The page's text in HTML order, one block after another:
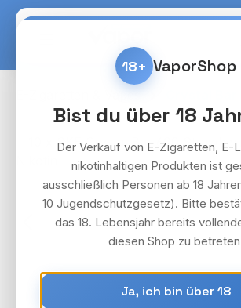
Zum Hauptinhalt springen
Bildergalerie überspringen
18+ VaporShop
Bist du über 18
Der Verkauf von E-Zigaretten, E-
nikotinhaltigen Produkten ist
ausschließlich Personen ab 18
10 Jugendschutzgesetz). Bitte
das 18. Lebensjahr bereits
diesen Shop zu
Ja, ich bin über 18